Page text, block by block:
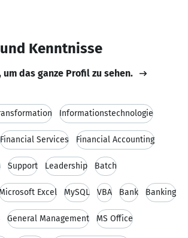
Kenntnisse
um das ganze Profil zu sehen.
Informationstechnologie
Financial Services Financial Accounting
Support Leadership Batch
Excel MySQL VBA Bank Banking
General Management MS Office